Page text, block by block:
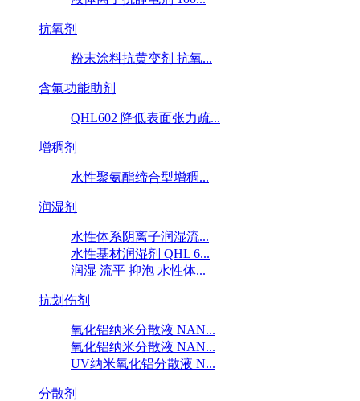
抗氧剂
粉末涂料抗黄变剂 抗氧...
含氟功能助剂
QHL602 降低表面张力疏...
增稠剂
水性聚氨酯缔合型增稠...
润湿剂
水性体系阴离子润湿流...
水性基材润湿剂 QHL 6...
润湿 流平 抑泡 水性体...
抗划伤剂
氧化铝纳米分散液 NAN...
氧化铝纳米分散液 NAN...
UV纳米氧化铝分散液 N...
分散剂